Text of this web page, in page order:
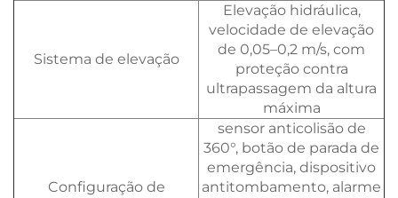
Sistema de elevação
Elevação hidráulica,
velocidade de elevação
de 0,05–0,2 m/s, com
proteção contra
ultrapassagem da altura
máxima
Configuração de
sensor anticolisão de
360°, botão de parada de
emergência, dispositivo
antitombamento, alarme